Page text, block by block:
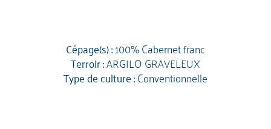
Cépage(s) :100% Cabernet franc
Terroir :ARGILO GRAVELEUX
Type de culture :Conventionnelle